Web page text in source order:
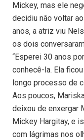
Mickey, mas ele
decidiu não voltar
anos, a atriz viu
os dois
“Esperei 30 anos
conhecê-la. Ela
longo processo de
Aos poucos,
deixou de enxergar
Mickey Hargitay, e
com lágrimas nos